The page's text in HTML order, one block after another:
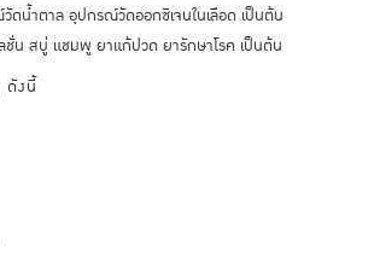
ำตาล อุปกรณ์วัดออกซิเจนในเลือด เป็นต้น
น สบู่ แชมพู ยาแก้ปวด ยารักษาโรค เป็นต้น
ดังนี้